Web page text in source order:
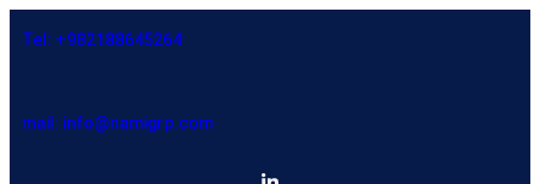
Tel: +982188645264
mail: info@namigrp.com